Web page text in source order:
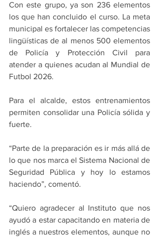
Con este grupo, ya son 236 elementos
los que han concluido el curso. La meta
municipal es fortalecer las competencias
lingüísticas de al menos 500 elementos
de Policía y Protección Civil para
atender a quienes acudan al Mundial de
Futbol 2026.
Para el alcalde, estos entrenamientos
permiten consolidar una Policía sólida y
fuerte.
“Parte de la preparación es ir más allá de
lo que nos marca el Sistema Nacional de
Seguridad Pública y hoy lo estamos
haciendo”, comentó.
“Quiero agradecer al Instituto que nos
ayudó a estar capacitando en materia de
inglés a nuestros elementos, aunque no